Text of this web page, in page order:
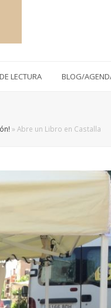
LECTURA BLOG/
» Abre un Libro en Castalla